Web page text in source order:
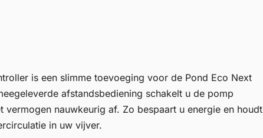
is een slimme toevoeging voor de Pond Eco Next
afstandsbediening schakelt u de pomp
vermogen nauwkeurig af. Zo bespaart u energie en houdt
in uw vijver.